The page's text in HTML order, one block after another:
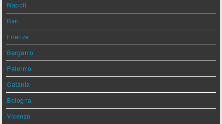
Napoli
Bari
Firenze
Bergamo
Palermo
Catania
Bologna
Vicenza